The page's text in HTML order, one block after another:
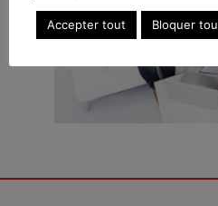
Accepter tout Bloquer